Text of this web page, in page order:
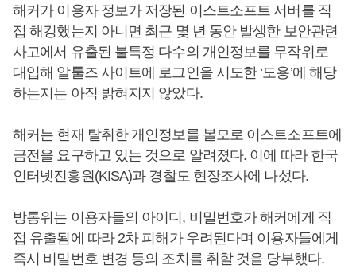
해커가 이용자 정보가 저장된 이스트소프트 서버를 직
접 해킹했는지 아니면 최근 몇 년 동안 발생한 보안관련
사고에서 유출된 불특정 다수의 개인정보를 무작위로
대입해 알툴즈 사이트에 로그인을 시도한 ‘도용’에 해당
하는지는 아직 밝혀지지 않았다.
해커는 현재 탈취한 개인정보를 볼모로 이스트소프트에
금전을 요구하고 있는 것으로 알려졌다. 이에 따라 한국
인터넷진흥원(KISA)과 경찰도 현장조사에 나섰다.
방통위는 이용자들의 아이디, 비밀번호가 해커에게 직
접 유출됨에 따라 2차 피해가 우려된다며 이용자들에게
즉시 비밀번호 변경 등의 조치를 취할 것을 당부했다.